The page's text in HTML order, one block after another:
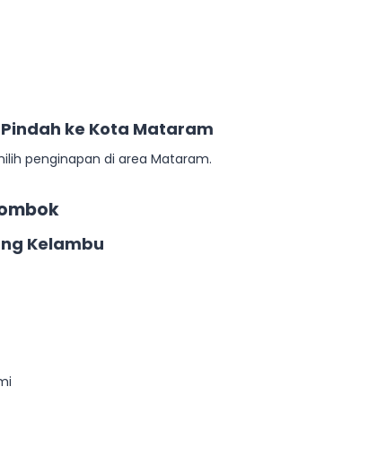
ke Kota Mataram
penginapan di area Mataram.
Kelambu